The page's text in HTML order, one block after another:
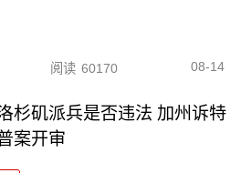
阅读 60170 08-14
杉矶派兵是否违法 加州诉特
案开审